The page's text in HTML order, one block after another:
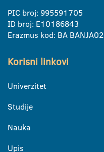
PIC broj: 995591705
ID broj: E10186843
Erazmus kod: BA BANJA02
Korisni linkovi
Univerzitet
Studije
Nauka
Upis